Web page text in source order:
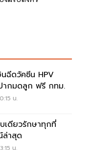
ฉีดวัคซีน HPV
ากมดลูก ฟรี กทม.
น.
บเดียวรักษาทุกที่
ล่าสุด
น.